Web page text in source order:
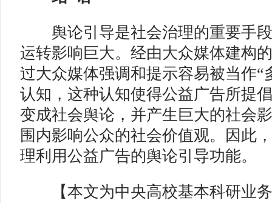
舆论引导是社会治理的重要手段
运转影响巨大。经由大众媒体建构
过大众媒体强调和提示容易被当作“
认知，这种认知使得公益广告所提
变成社会舆论，并产生巨大的社会
围内影响公众的社会价值观。因此
理利用公益广告的舆论引导功能。
【本文为中央高校基本科研业